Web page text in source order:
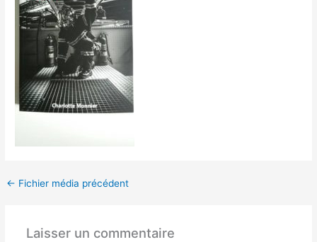
← Fichier média précédent
Laisser un commentaire